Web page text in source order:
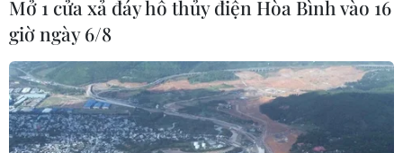
Mở 1 cửa xả đáy hồ thủy điện Hòa Bình vào 16
giờ ngày 6/8